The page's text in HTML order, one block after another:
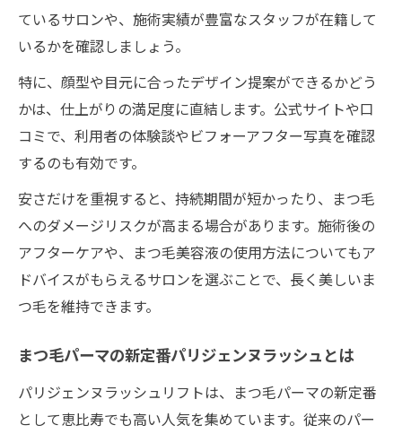
ているサロンや、施術実績が豊富なスタッフが在籍して
いるかを確認しましょう。
特に、顔型や目元に合ったデザイン提案ができるかどう
かは、仕上がりの満足度に直結します。公式サイトや口
コミで、利用者の体験談やビフォーアフター写真を確認
するのも有効です。
安さだけを重視すると、持続期間が短かったり、まつ毛
へのダメージリスクが高まる場合があります。施術後の
アフターケアや、まつ毛美容液の使用方法についてもア
ドバイスがもらえるサロンを選ぶことで、長く美しいま
つ毛を維持できます。
まつ毛パーマの新定番パリジェンヌラッシュとは
パリジェンヌラッシュリフトは、まつ毛パーマの新定番
として恵比寿でも高い人気を集めています。従来のパー